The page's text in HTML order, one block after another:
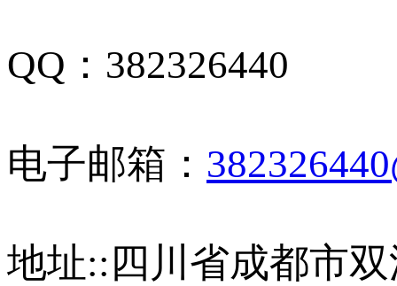
QQ：382326440
电子邮箱：
地址:: 四川省成都市